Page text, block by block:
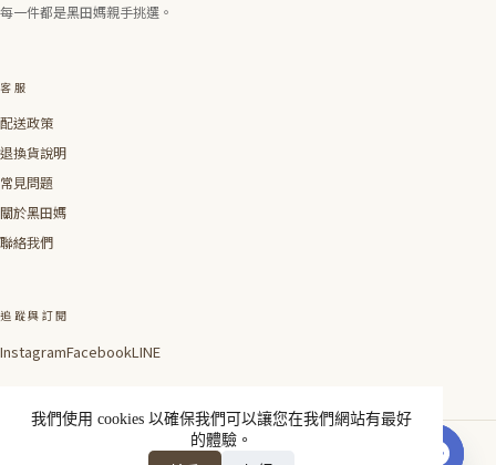
我們使用 cookies 以確保我們可以讓您在我們網站有最好
的體驗。
每一件都是黑田媽親手挑選。
客服
配送政策
退換貨說明
常見問題
關於黑田媽
聯絡我們
追蹤與訂閱
InstagramFacebookLINE
© 2026 Blackmamajp ✕ 黑